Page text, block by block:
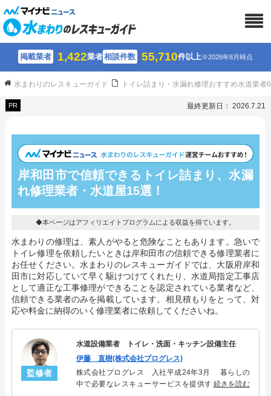
掲載業者 1,422業者相談件数 55,710件以上※2026年8月時点
水まわりのレスキューガイド トイレ詰まり・水漏れ修理おすすめ水道業
PR 最終更新日： 2026.7.21
岸和田市で信頼できるトイレ詰まり、水漏
れ修理業者・水道屋15選！
◆本ページはアフィリエイトプログラムによる収益を得ています。
水まわりの修理は、素人がやると危険なこともあります。急いで
トイレ修理を依頼したいときは岸和田市の信頼できる修理業者に
お任せください。水まわりのレスキューガイドでは、大阪府岸和
田市に対応していて早く駆けつけてくれたり、水道局指定工事店
として適正な工事修理ができることを認定されている業者など、
信頼できる業者のみを掲載しています。相見積もりをとって、対
応や料金に納得のいく修理業者に依頼してくださいね。
監修者
水道設備業者 トイレ・洗面・キッチン設備主任
伊藤 直樹(株式会社プログレス)
株式会社プログレス 入社平成24年3月 暮らしの
中で必要なレスキューサービスを提供する株式会社
続きを読む